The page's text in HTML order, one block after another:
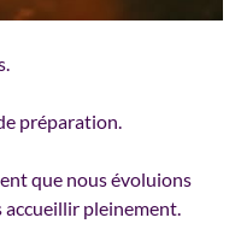
préparation.
que nous évoluions
pleinement.